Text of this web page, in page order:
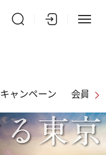
キャンペーン 会員特